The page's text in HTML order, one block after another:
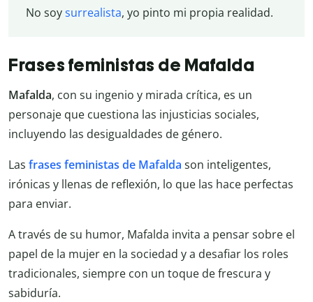
No soysurrealista, yo pinto mi propia realidad.
Frases feministas de Mafalda
Mafalda, con su ingenio y mirada crítica, es un
personaje que cuestiona las injusticias sociales,
incluyendo las desigualdades de género.
Las frases feministas de Mafalda son inteligentes,
irónicas y llenas de reflexión, lo que las hace perfectas
para enviar.
A través de su humor, Mafalda invita a pensar sobre el
papel de la mujer en la sociedad y a desafiar los roles
tradicionales, siempre con un toque de frescura y
sabiduría.